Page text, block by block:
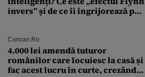
invers” și de ce îi îngrijorează pe
Cancan.ro
4.000 lei amendă tuturor
românilor care locuiesc la casă și
fac acest lucru în curte, crezând